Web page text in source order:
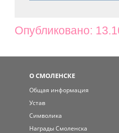
Опубликовано:
О СМОЛЕНСКЕ
Общая информация
Устав
Символика
Награды Смоленска